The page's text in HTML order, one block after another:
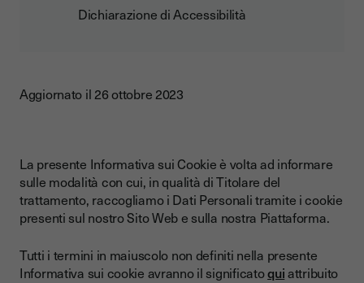
Dichiarazione di Accessibilità
Aggiornato il 26 ottobre 2023
La presente Informativa sui Cookie è volta ad informare
sulle modalità con cui, in qualità di Titolare del
trattamento, raccogliamo i Dati Personali tramite i cookie
presenti sul nostro Sito Web e sulla nostra Piattaforma.
Tutti i termini in maiuscolo non definiti nella presente
Informativa sui cookie avranno il significatoquiattribuito